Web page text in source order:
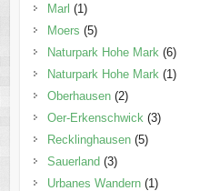
Marl (1)
Moers (5)
Naturpark Hohe Mark (6)
Naturpark Hohe Mark (1)
Oberhausen(2)
Oer-Erkenschwick (3)
Recklinghausen(5)
Sauerland (3)
Urbanes Wandern(1)